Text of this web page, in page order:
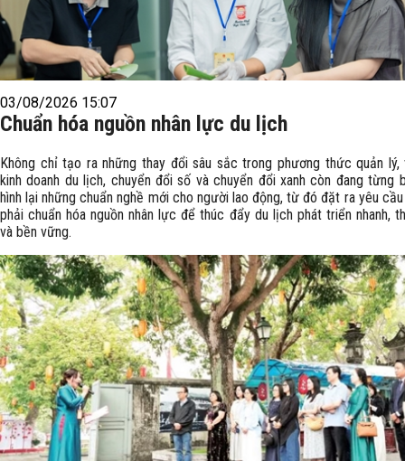
03/08/2026 15:07
Chuẩn hóa nguồn nhân lực du lịch
Không chỉ tạo ra những thay đổi sâu sắc trong phương thức quản lý,
kinh doanh du lịch, chuyển đổi số và chuyển đổi xanh còn đang từng
hình lại những chuẩn nghề mới cho người lao động, từ đó đặt ra yêu
phải chuẩn hóa nguồn nhân lực để thúc đẩy du lịch phát triển nhanh,
và bền vững.